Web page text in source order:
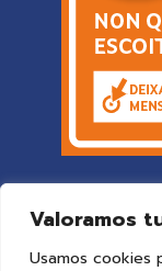
Valoramos
Usamos cookies